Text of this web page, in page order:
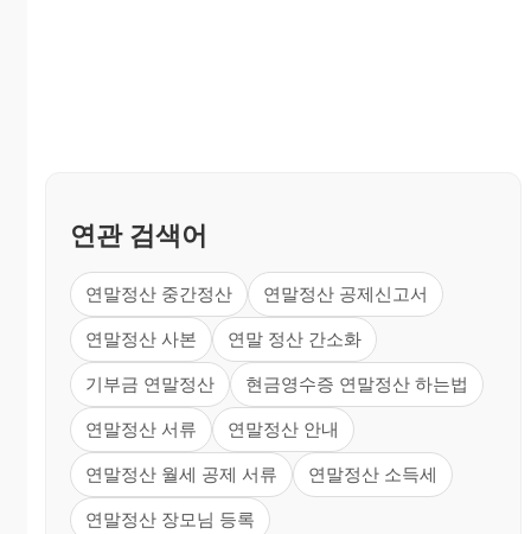
연관 검색어
연말정산 중간정산 연말정산 공제신고서
연말정산 사본 연말 정산 간소화
기부금 연말정산 현금영수증 연말정산 하는법
연말정산 서류 연말정산 안내
연말정산 월세 공제 서류 연말정산 소득세
연말정산 장모님 등록